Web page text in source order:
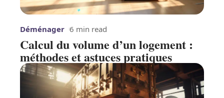
Déménager 6 min read
Calcul du volume d’un logement :
méthodes et astuces pratiques